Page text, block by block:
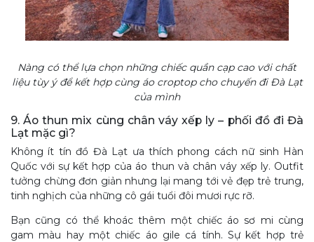
Nàng có thể lựa chọn những chiếc quần cạp cao với chất
liệu tùy ý để kết hợp cùng áo croptop cho chuyến đi Đà Lạt
của mình
9. Áo thun mix cùng chân váy xếp ly – phối đồ đi Đà
Lạt mặc gì?
Không ít tín đồ Đà Lạt ưa thích phong cách nữ sinh Hàn
Quốc với sự kết hợp của áo thun và chân váy xếp ly. Outfit
tưởng chừng đơn giản nhưng lại mang tới vẻ đẹp trẻ trung,
tinh nghịch của những cô gái tuổi đôi mươi rực rỡ.
Bạn cũng có thể khoác thêm một chiếc áo sơ mi cùng
gam màu hay một chiếc áo gile cá tính. Sự kết hợp trẻ